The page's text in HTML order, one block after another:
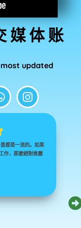
媒体账
updated
都是一流的。如果
作，那麼絕對推薦
的客戶。大部分時
協助我處理一
己處理了至少 50
件。於溝通。
業簽證。團隊就我
提供了文件，一周
一起追踪移民局
括香港的 Khan、
了 PR（永久居留
對物有所值，我一
任何服務的信息，